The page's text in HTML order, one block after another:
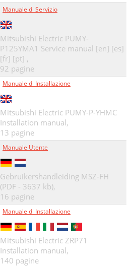
Manuale di Servizio
Mitsubishi Electric PUMY-
P125YMA1 Service manual [en] [es]
[fr] [pt] ,
92 pagine
Manuale di Installazione
Mitsubishi Electric PUMY-P-YHMC
Installation manual,
13 pagine
Manuale Utente
Gebruikershandleiding MSZ-FH
(PDF - 3637 kb),
16 pagine
Manuale di Installazione
Mitsubishi Electric ZRP71
Installation manual,
140 pagine